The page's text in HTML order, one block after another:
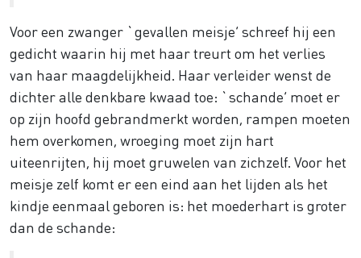
Voor een zwanger `gevallen meisje’ schreef hij een
gedicht waarin hij met haar treurt om het verlies
van haar maagdelijkheid. Haar verleider wenst de
dichter alle denkbare kwaad toe: `schande’ moet er
op zijn hoofd gebrandmerkt worden, rampen moeten
hem overkomen, wroeging moet zijn hart
uiteenrijten, hij moet gruwelen van zichzelf. Voor het
meisje zelf komt er een eind aan het lijden als het
kindje eenmaal geboren is: het moederhart is groter
dan de schande: